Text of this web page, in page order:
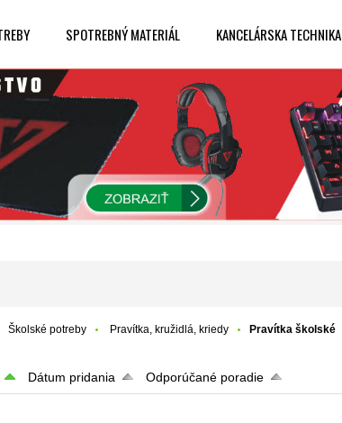
SPOTREBNÝ MATERIÁL KANCELÁRSKA TECHNIKA
Školské potreby Pravítka, kružidlá, kriedy Pravítka školské
Dátum pridania Odporúčané poradie